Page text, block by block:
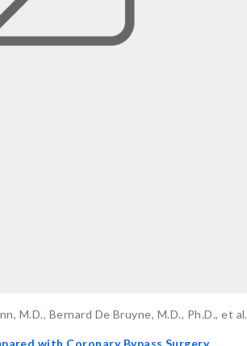
M.D., Bernard De Bruyne, M.D., Ph.D., et al.
with Coronary Bypass Surgery